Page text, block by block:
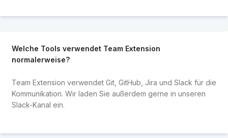
Welche Tools verwendet Team Extension
normalerweise?
Team Extension verwendet Git, GitHub, Jira und Slack für die
Kommunikation. Wir laden Sie außerdem gerne in unseren
Slack-Kanal ein.